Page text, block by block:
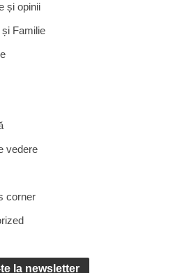
și opinii
Familie
vedere
corner
la newsletter